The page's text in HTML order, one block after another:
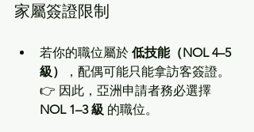
家屬簽證限制
若你的職位屬於 低技能（NOL 4–5
級）
，配偶可能只能拿訪客簽證。
👉 因此，亞洲申請者務必選擇
NOL 1–3 級 的職位。